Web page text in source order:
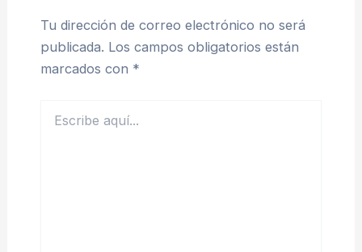
Tu dirección de correo electrónico no será
publicada. Los campos obligatorios están
marcados con *
aquí...